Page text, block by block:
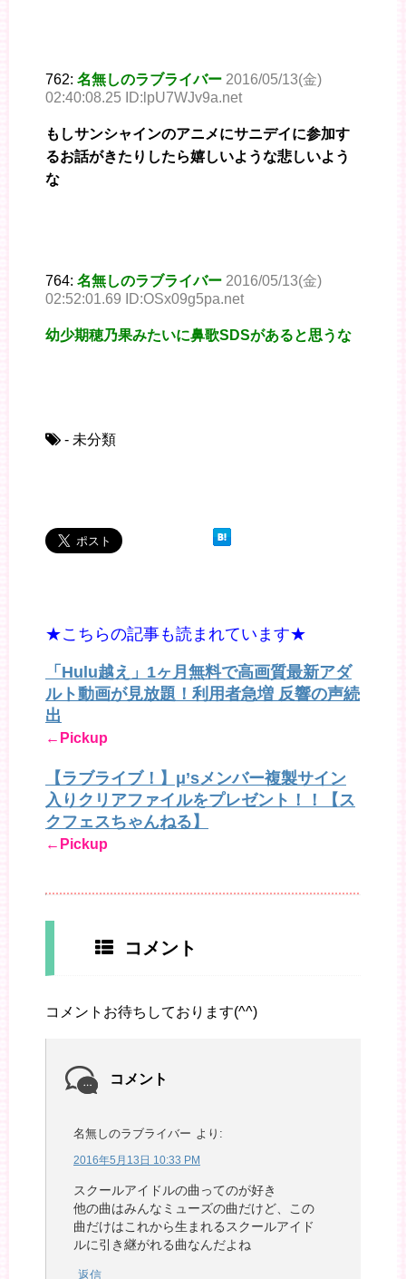
762: 名無しのラブライバー 2016/05/13(金)
02:40:08.25 ID:lpU7WJv9a.net
もしサンシャインのアニメにサニデイに参加す
るお話がきたりしたら嬉しいような悲しいよう
な
764: 名無しのラブライバー 2016/05/13(金)
02:52:01.69 ID:OSx09g5pa.net
幼少期穂乃果みたいに鼻歌SDSがあると思うな
- 未分類
★こちらの記事も読まれています★
「Hulu越え」1ヶ月無料で高画質最新アダ
ルト動画が見放題！利用者急増 反響の声続
出
←Pickup
【ラブライブ！】μ’sメンバー複製サイン
入りクリアファイルをプレゼント！！【ス
クフェスちゃんねる】
←Pickup
コメント
コメントお待ちしております(^^)
コメント
名無しのラブライバー より:
2016年5月13日 10:33 PM
スクールアイドルの曲ってのが好き
他の曲はみんなミューズの曲だけど、この
曲だけはこれから生まれるスクールアイド
ルに引き継がれる曲なんだよね
返信